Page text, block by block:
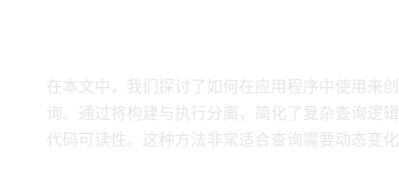
在本文中，我们探讨了如何在 Java 应用程序中使用 MyBatis
询。通过将 SQL 构建与执行分离，MyBatis Dynamic SQL 简化
代码可读性。这种方法非常适合查询需要动态变